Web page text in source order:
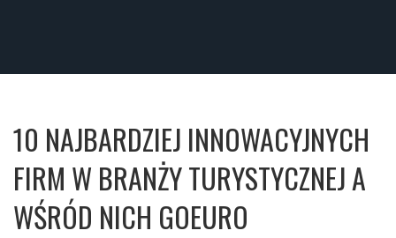
10 NAJBARDZIEJ INNOWACYJNYCH
FIRM W BRANŻY TURYSTYCZNEJ A
WŚRÓD NICH GOEURO